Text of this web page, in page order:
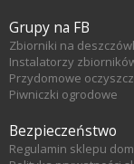
Grupy na FB
Zbiorniki na
Instalatorzy
Przydomowe
Piwniczki ogrodowe
Bezpieczeństwo
Regulamin sklepu